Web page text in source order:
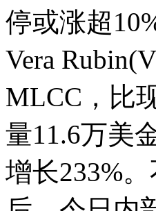
停或涨超
Vera
MLCC，比
量11.6万美
增长233%